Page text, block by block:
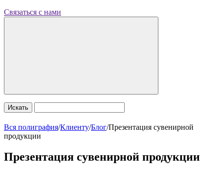
Связаться с нами
Искать
Вся полиграфия/Клиенту/Блог/Презентация сувенирной
продукции
Презентация сувенирной продукции